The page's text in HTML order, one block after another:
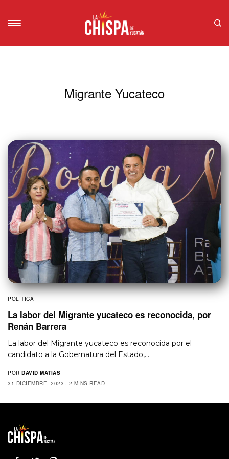
Migrante Yucateco
POLÍTICA
La labor del Migrante yucateco es reconocida, por
Renán Barrera
La labor del Migrante yucateco es reconocida por el
candidato a la Gobernatura del Estado,…
POR DAVID MATIAS
31 DICIEMBRE, 2023
2 MINS READ